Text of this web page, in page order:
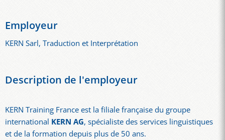
Employeur
KERN Sarl, Traduction et Interprétation
Description de l'employeur
KERN Training France est la filiale française du groupe
international KERN AG, spécialiste des services linguistiques
et de la formation depuis plus de 50 ans.